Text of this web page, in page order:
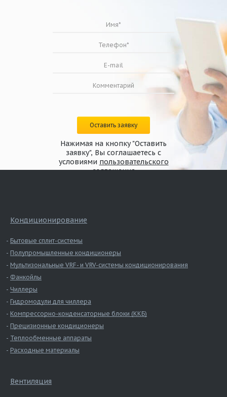
Оставить заявку
Нажимая на кнопку "Оставить
заявку", Вы соглашаетесь с
условиями пользовательского
соглашения
Кондиционирование
Бытовые сплит-системы
Полупромышленные кондиционеры
Мультизональные VRF- и VRV-системы кондиционирования
Фанкойлы
Чиллеры
Гидромодули для чиллера
Компрессорно-конденсаторные блоки (ККБ)
Прецизионные кондиционеры
Теплообменные аппараты
Расходные материалы
Вентиляция